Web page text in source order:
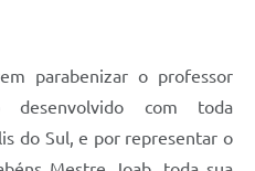
parabenizar o professor
desenvolvido com toda
do Sul, e por representar o